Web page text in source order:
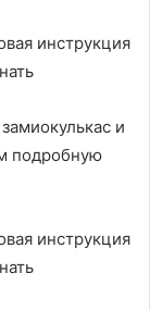
и
подробную